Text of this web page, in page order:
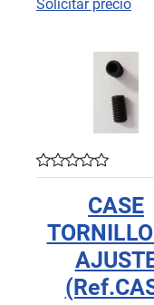
Solicitar precio
CASE